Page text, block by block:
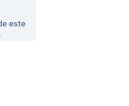
este